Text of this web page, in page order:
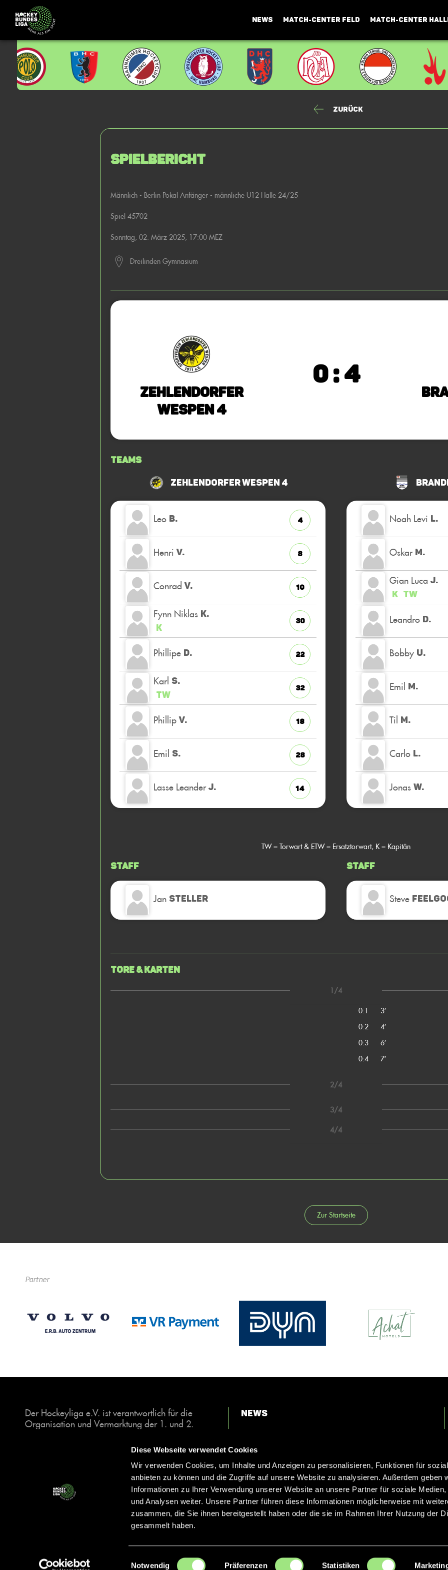
Diese Webseite verwendet Cookies
Wir verwenden Cookies, um Inhalte und Anzeigen zu personalisieren, Funktionen für
anbieten zu können und die Zugriffe auf unsere Website zu analysieren. Außerdem geben
Informationen zu Ihrer Verwendung unserer Website an unsere Partner für soziale Medien,
und Analysen weiter. Unsere Partner führen diese Informationen möglicherweise mit
zusammen, die Sie ihnen bereitgestellt haben oder die sie im Rahmen Ihrer Nutzung der
gesammelt haben.
Einwilligungsauswahl
Notwendig Präferenzen Statistiken
NEWS MATCH-CENTER FELD MATCH-CENTER
Zurück
Spielbericht
Männlich - Berlin Pokal Anfänger - männliche U12 Halle 24/25
Spiel 45702
Sonntag, 02. März 2025, 17:00 MEZ
Dreilinden Gymnasium
Zehlendorfer
Wespen 4
0 : 4
Teams
Zehlendorfer Wespen 4
Leo B. 4
Henri V. 8
Conrad V. 10
Fynn Niklas K.
K
30
Phillipe D. 22
Karl S.
TW
32
Phillip V. 18
Emil S. 28
Lasse Leander J. 14
Noah Levi L.
Oskar M.
Gian Luca J.
K TW
Leandro D.
Bobby U.
Emil M.
Til M.
Carlo L.
Jonas W.
TW = Torwart & ETW = Ersatztorwart, K = Kapitän
Staff
Jan STELLER
Staff
Steve
Tore & Karten
1/4
0:1
3’
0:2
4’
0:3
6’
0:4
7’
2/4
3/4
4/4
Zur Startseite
Partner
Der Hockeyliga e.V. ist verantwortlich für die
Organisation und Vermarktung der 1. und 2.
Halle. Insgesamt sind über 60 Vereine unter dem
Dach der Hockeyliga organisiert, sowohl im
Herren als auch im Damen Bereich.
News
Kontakt